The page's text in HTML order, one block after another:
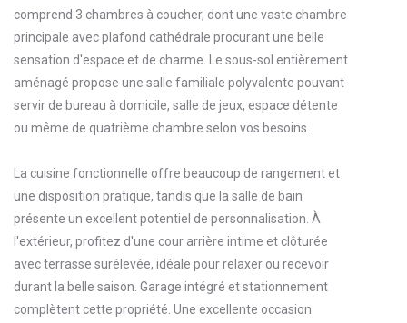
comprend 3 chambres à coucher, dont une vaste chambre
principale avec plafond cathédrale procurant une belle
sensation d'espace et de charme. Le sous-sol entièrement
aménagé propose une salle familiale polyvalente pouvant
servir de bureau à domicile, salle de jeux, espace détente
ou même de quatrième chambre selon vos besoins.
La cuisine fonctionnelle offre beaucoup de rangement et
une disposition pratique, tandis que la salle de bain
présente un excellent potentiel de personnalisation. À
l'extérieur, profitez d'une cour arrière intime et clôturée
avec terrasse surélevée, idéale pour relaxer ou recevoir
durant la belle saison. Garage intégré et stationnement
complètent cette propriété. Une excellente occasion